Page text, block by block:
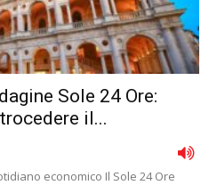
Sole 24 Ore:
il...
economico Il Sole 24 Ore